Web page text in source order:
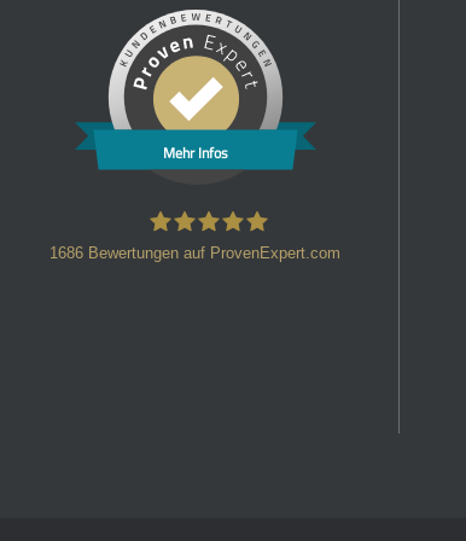
Mehr Infos
1686 Bewertungen auf ProvenExpert.com